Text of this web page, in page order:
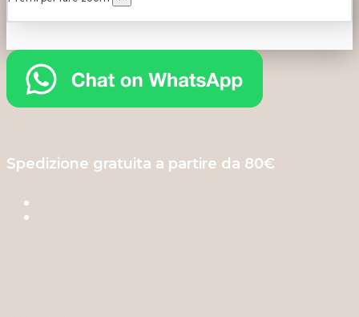
Spedizione gratuita a partire da 80€